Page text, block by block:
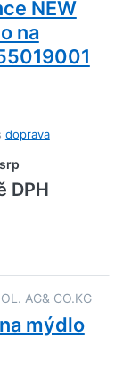
NEW
na
doprava
DPH
AG& CO.KG
mýdlo